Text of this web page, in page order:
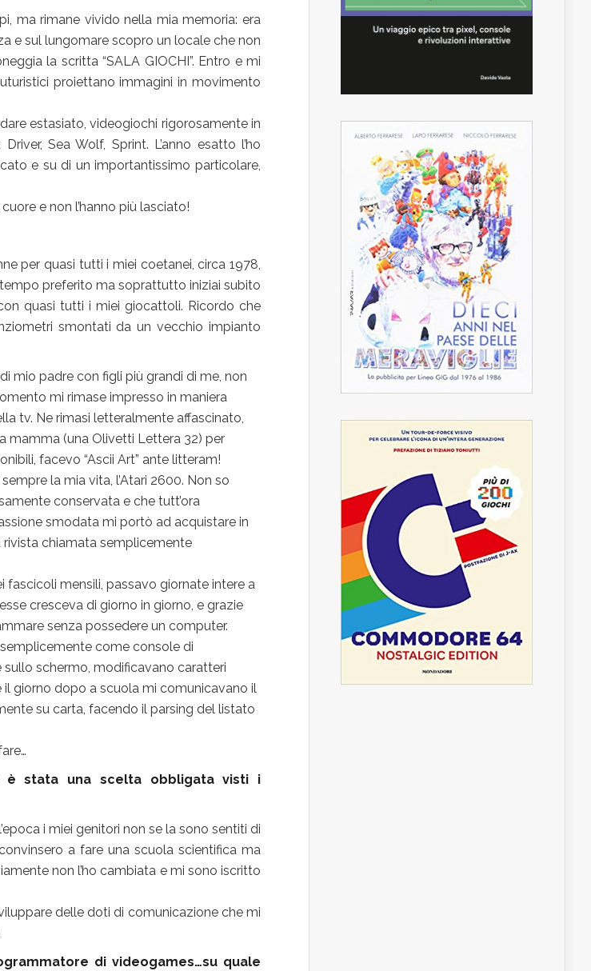
ma rimane vivido nella mia memoria: era
e sul lungomare scopro un locale che non
la scritta “SALA GIOCHI”. Entro e mi
proiettano immagini in movimento
estasiato, videogiochi rigorosamente in
Sea Wolf, Sprint. L’anno esatto l’ho
e su di un importantissimo particolare,
e non l’hanno più lasciato!
per quasi tutti i miei coetanei, circa 1978,
preferito ma soprattutto iniziai subito
quasi tutti i miei giocattoli. Ricordo che
smontati da un vecchio impianto
mio padre con figli più grandi di me, non
mi rimase impresso in maniera
tv. Ne rimasi letteralmente affascinato,
mamma (una Olivetti Lettera 32) per
facevo “Ascii Art” ante litteram!
la mia vita, l’Atari 2600. Non so
conservata e che tutt’ora
smodata mi portò ad acquistare in
chiamata semplicemente
mensili, passavo giornate intere a
cresceva di giorno in giorno, e grazie
senza possedere un computer.
come console di
schermo, modificavano caratteri
giorno dopo a scuola mi comunicavano il
su carta, facendo il parsing del listato
è stata una scelta obbligata visti i
i miei genitori non se la sono sentiti di
a fare una scuola scientifica ma
non l’ho cambiata e mi sono iscritto
delle doti di comunicazione che mi
di videogames…su quale